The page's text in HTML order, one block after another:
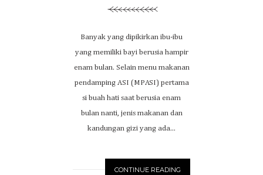
Banyak yang dipikirkan ibu-ibu
yang memiliki bayi berusia hampir
enam bulan. Selain menu makanan
pendamping ASI (MPASI) pertama
si buah hati saat berusia enam
bulan nanti, jenis makanan dan
kandungan gizi yang ada...
CONTINUE READING